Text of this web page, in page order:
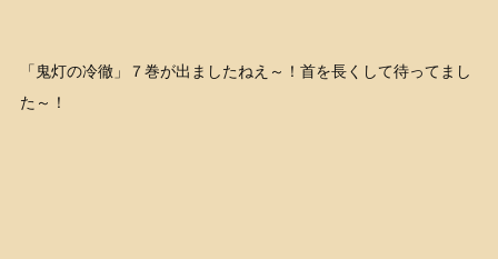
「鬼灯の冷徹」７巻が出ましたねえ～！首を長くして待ってまし
た～！